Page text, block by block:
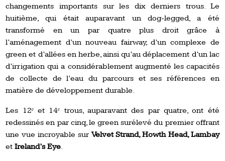
changements importants sur les dix derniers trous. Le
huitième, qui était auparavant un dog-legged, a été
transformé en un par quatre plus droit grâce à
l’aménagement d’un nouveau fairway, d’un complexe de
green et d’allées en herbe, ainsi qu’au déplacement d’un lac
d’irrigation qui a considérablement augmenté les capacités
de collecte de l’eau du parcours et ses références en
matière de développement durable.
Les 12ᵉ et 14ᵉ trous, auparavant des par quatre, ont été
redessinés en par cinq, le green surélevé du premier offrant
une vue incroyable surVelvet Strand, Howth Head, Lambay
etIreland’s Eye.